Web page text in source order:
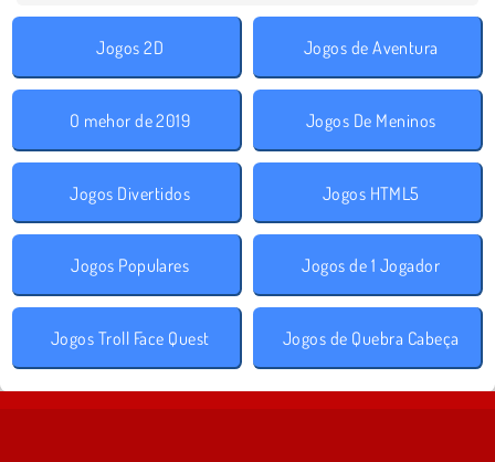
Jogos 2D Jogos de Aventura
O mehor de 2019 Jogos De Meninos
Jogos Divertidos Jogos HTML5
Jogos Populares Jogos de 1 Jogador
Jogos Troll Face Quest Jogos de Quebra Cabeça